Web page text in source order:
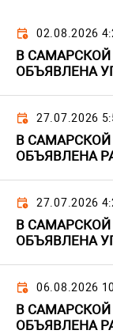
02.08.2026
В САМАРСКОЙ
ОБЪЯВЛЕНА
27.07.2026
В
ОБЪЯВЛЕНА
27.07.2026
В
ОБЪЯВЛЕНА
06.08.2026
В САМАРСКОЙ
ОБЪЯВЛЕНА